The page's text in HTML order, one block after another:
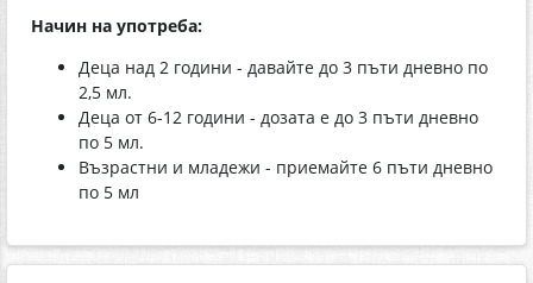
Начин на употреба:
Деца над 2 години - давайте до 3 пъти дневно по
2,5 мл.
Деца от 6-12 години - дозата е до 3 пъти дневно
по 5 мл.
Възрастни и младежи - приемайте 6 пъти дневно
по 5 мл